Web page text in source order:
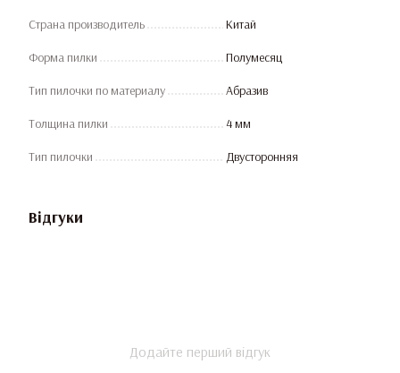
Страна производитель Китай
Форма пилки Полумесяц
Тип пилочки по материалу Абразив
Толщина пилки 4 мм
Тип пилочки Двусторонняя
Відгуки
Додайте перший відгук